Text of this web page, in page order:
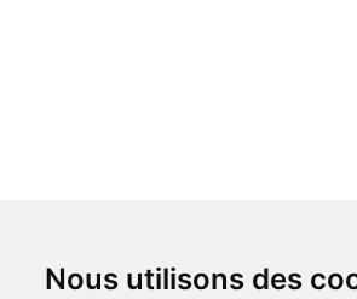
Nous utilisons des